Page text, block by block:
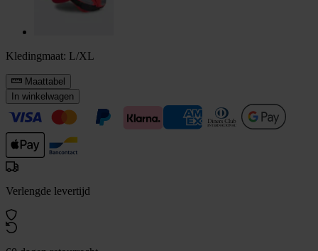
Kledingmaat: L/XL
Maattabel
In winkelwagen
Verlengde levertijd